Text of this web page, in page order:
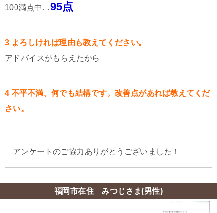
100満点中…95点
3 よろしければ理由も教えてください。
アドバイスがもらえたから
4 不平不満、何でも結構です。改善点があれば教えてくだ
さい。
アンケートのご協力ありがとうございました！
福岡市在住 みつじさま(男性)